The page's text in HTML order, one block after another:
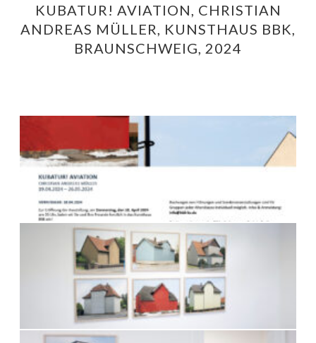
KUBATUR! AVIATION, CHRISTIAN
ANDREAS MÜLLER, KUNSTHAUS BBK,
BRAUNSCHWEIG, 2024